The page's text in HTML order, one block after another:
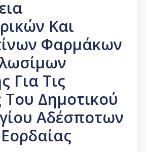
Και
Φαρμάκων
Για Τις
Του Δημοτικού
Αδέσποτων